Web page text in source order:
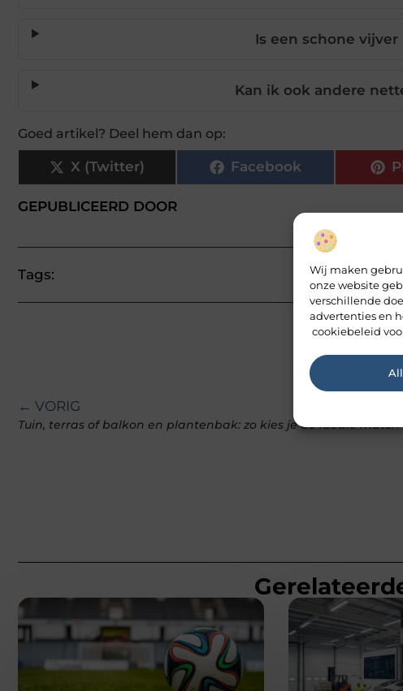
Wij maken
onze website
verschillende
advertenties en
cookiebeleid
Is een schone
Kan ik ook andere
Goed artikel? Deel hem dan op:
X (Twitter) Facebook
GEPUBLICEERD DOOR
Tags:
← VORIG
Tuin, terras of balkon en plantenbak: zo kies je de ideale match